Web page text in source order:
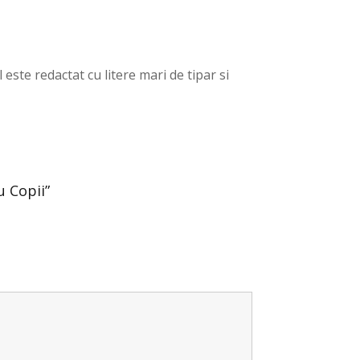
este redactat cu litere mari de tipar si
Copii”